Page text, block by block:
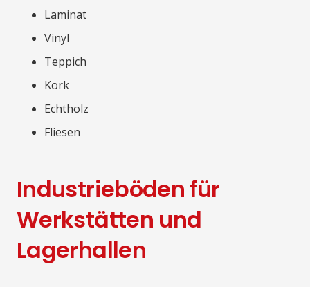
Laminat
Vinyl
Teppich
Kork
Echtholz
Fliesen
Industrieböden für
Werkstätten und
Lagerhallen